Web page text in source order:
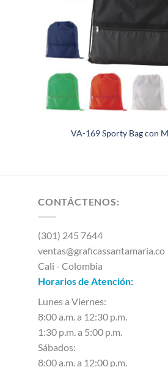
VA-169 Sporty Bag con
CONTÁCTENOS:
(301) 245 7644
ventas@graficassantamaria.co
Cali - Colombia
Horarios de Atención:
Lunes a Viernes:
8:00 a.m. a 12:30 p.m.
1:30 p.m. a 5:00 p.m.
Sábados:
8:00 a.m. a 12:00 p.m.